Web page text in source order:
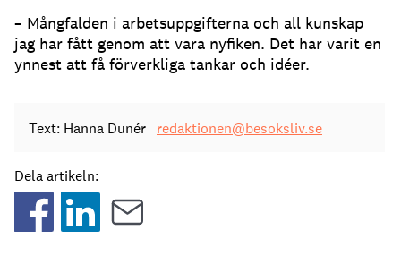
– Mångfalden i arbetsuppgifterna och all kunskap
jag har fått genom att vara nyfiken. Det har varit en
ynnest att få förverkliga tankar och idéer.
Text: Hanna Dunér redaktionen@besoksliv.se
Dela artikeln: